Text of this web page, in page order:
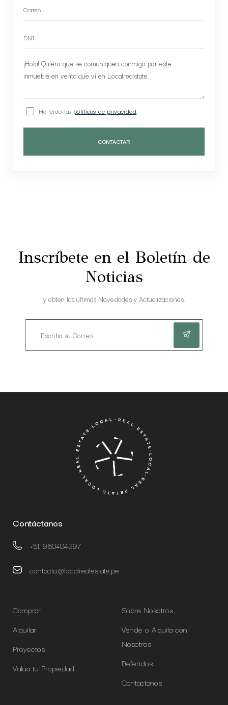
He leído las políticas de privacidad
CONTACTAR
Inscríbete en el Boletín de
Noticias
y obten las últimas Novedades y Actualizaciones.
Contáctanos
+51 960404397
contacto@localrealestate.pe
Comprar
Alquilar
Proyectos
Valua tu Propiedad
Sobre Nosotros
Vende o Alquila con
Nosotros
Referidos
Contactanos